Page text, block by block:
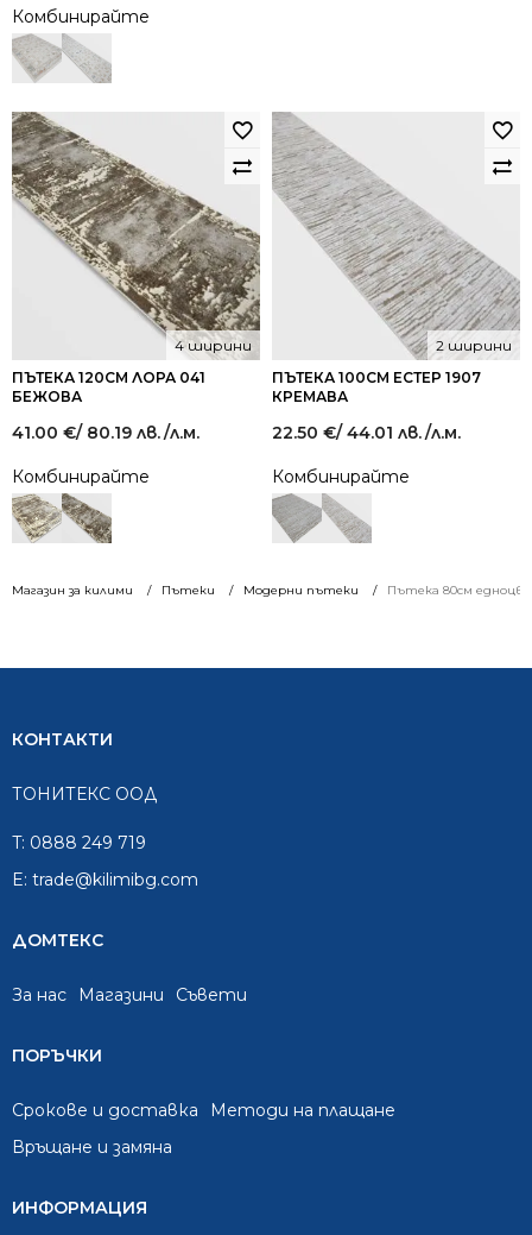
Магазин за килими Пътеки Модерни пътеки Пътека 80см
Комбинирайте
ПЪТЕКА 120СМ ЛОРА 041
БЕЖОВА
4 ширини
41.00 €/ 80.19 лв./л.м.
Комбинирайте
ПЪТЕКА 100СМ ЕСТЕР 1907
КРЕМАВА
2 ширини
22.50 €/ 44.01 лв./л.м.
Комбинирайте
КОНТАКТИ
ТОНИТЕКС ООД
T: 0888 249 719
E: trade@kilimibg.com
ДОМТЕКС
За нас Mагазини Съвети
ПОРЪЧКИ
Срокове и доставка
Методи на плащане
Връщане и замяна
ИНФОРМАЦИЯ